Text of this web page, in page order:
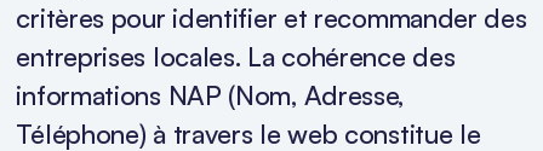
critères pour identifier et recommander des
entreprises locales. La cohérence des
informations NAP (Nom, Adresse,
Téléphone) à travers le web constitue le